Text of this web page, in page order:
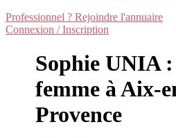
Professionnel ? Rejoindre l'annuaire
Connexion / Inscription
Sophie UNIA :
femme à Aix-
Provence